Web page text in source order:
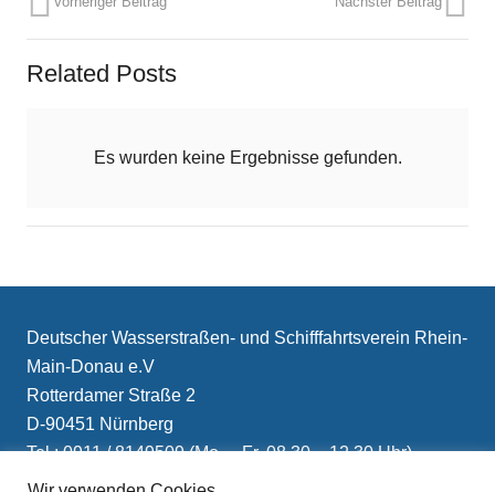
Related Posts
Es wurden keine Ergebnisse gefunden.
Deutscher Wasserstraßen- und Schifffahrtsverein Rhein-
Main-Donau e.V
Rotterdamer Straße 2
D-90451 Nürnberg
Tel.: 0911 / 8149509 (Mo. – Fr. 08.30 – 12.30 Uhr)
E-Mail: info(at)schifffahrtsverein.de